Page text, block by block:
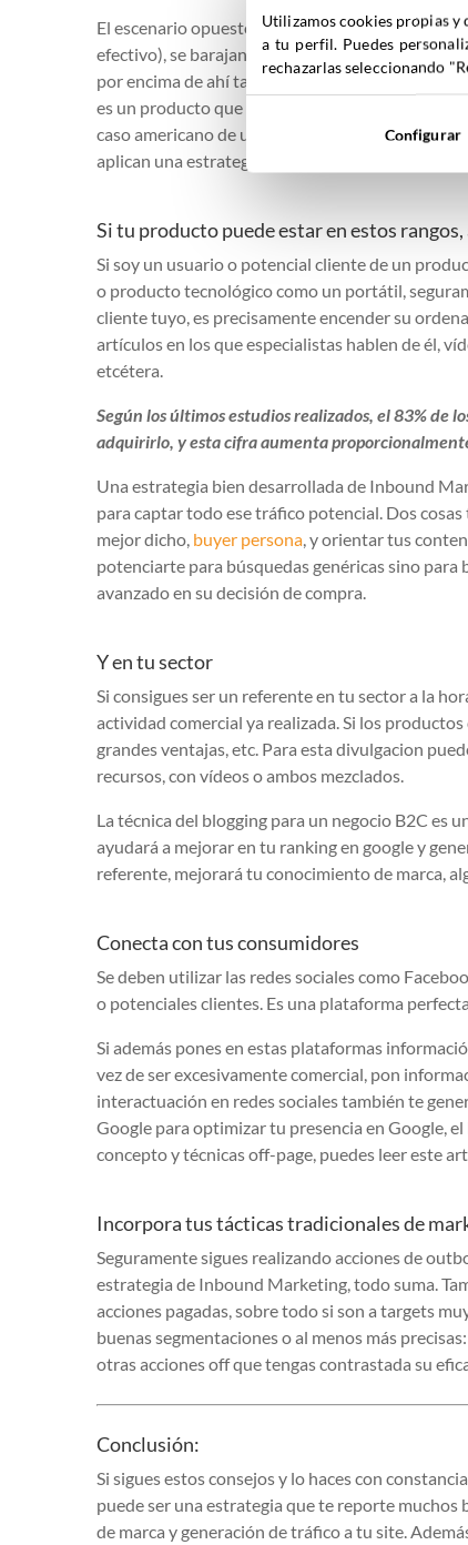
El escenario opuesto, sería donde el
efectivo), se barajan cifras entre 400 y 45.000 €
por encima de ahí también tiene cabida, pero
es un producto que tendrá una maduración
caso americano de una empresa de piscinas de
aplican una estrategia maravillosa de inbound
Si tu producto puede estar en estos
Si soy un usuario o potencial cliente de un
o producto tecnológico como un portátil,
cliente tuyo, es precisamente encender su
artículos en los que especialistas hablen de él,
etcétera.
Según los últimos estudios realizados, el 83% de
adquirirlo, y esta cifra aumenta
Una estrategia bien desarrollada de Inbound
para captar todo ese tráfico potencial. Dos
mejor dicho, buyer persona, y orientar tus
potenciarte para búsquedas genéricas sino
avanzado en su decisión de compra.
Y en tu sector
Si consigues ser un referente en tu sector a la
actividad comercial ya realizada. Si los
grandes ventajas, etc. Para esta divulgacion
recursos, con vídeos o ambos mezclados.
La técnica del blogging para un negocio B2C es
ayudará a mejorar en tu ranking en google y
referente, mejorará tu conocimiento de marca,
Conecta con tus consumidores
Se deben utilizar las redes sociales como
o potenciales clientes. Es una plataforma
Si además pones en estas plataformas
vez de ser excesivamente comercial, pon
interactuación en redes sociales también te
Google para optimizar tu presencia en Google,
concepto y técnicas off-page, puedes leer este
Incorpora tus tácticas tradicionales de
Seguramente sigues realizando acciones de
estrategia de Inbound Marketing, todo suma.
acciones pagadas, sobre todo si son a targets
buenas segmentaciones o al menos más
otras acciones off que tengas contrastada su
Conclusión:
Si sigues estos consejos y lo haces con
puede ser una estrategia que te reporte
de marca y generación de tráfico a tu site.
Utilizamos cookies propias
a tu perfil. Puedes
rechazarlas seleccionando
Configurar